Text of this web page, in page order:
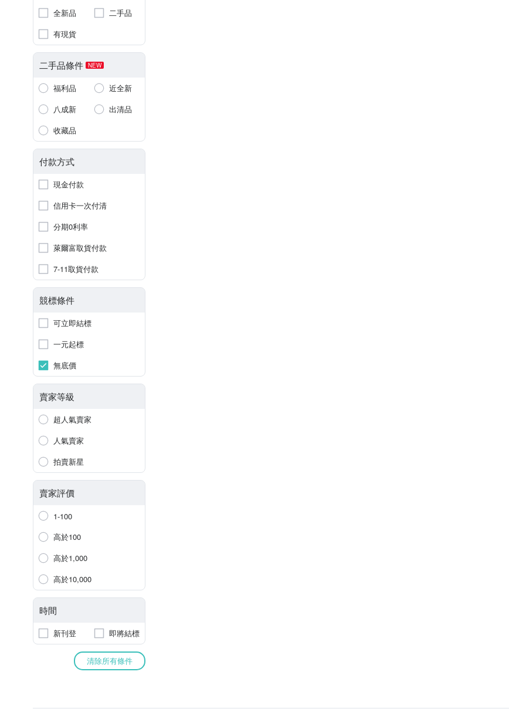
全新品
二手品
有現貨
二手品條件 NEW
福利品
近全新
八成新
出清品
收藏品
付款方式
現金付款
信用卡一次付清
分期0利率
萊爾富取貨付款
7-11取貨付款
競標條件
可立即結標
一元起標
無底價
賣家等級
超人氣賣家
人氣賣家
拍賣新星
賣家評價
1-100
高於100
高於1,000
高於10,000
時間
新刊登 即將結標
清除所有條件